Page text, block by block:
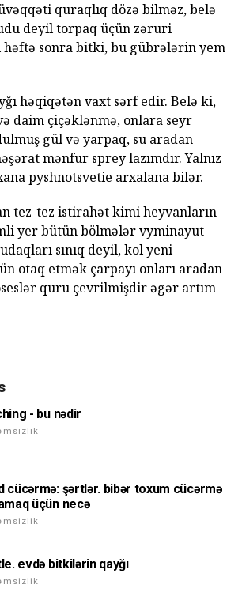
quraqlıq dözə bilməz, belə
deyil torpaq üçün zəruri
həftə sonra bitki, bu gübrələrin yem
həqiqətən vaxt sərf edir. Belə ki,
daim çiçəklənmə, onlara seyr
gül və yarpaq, su aradan
mənfur sprey lazımdır. Yalnız
pyshnotsvetie arxalana bilər.
tez-tez istirahət kimi heyvanların
yer bütün bölmələr vyminayut
sınıq deyil, kol yeni
otaq etmək çarpayı onları aradan
quru çevrilmişdir əgər artım
- bu nədir
cücərmə: şərtlər. bibər toxum cücərmə
üçün necə
evdə bitkilərin qayğı